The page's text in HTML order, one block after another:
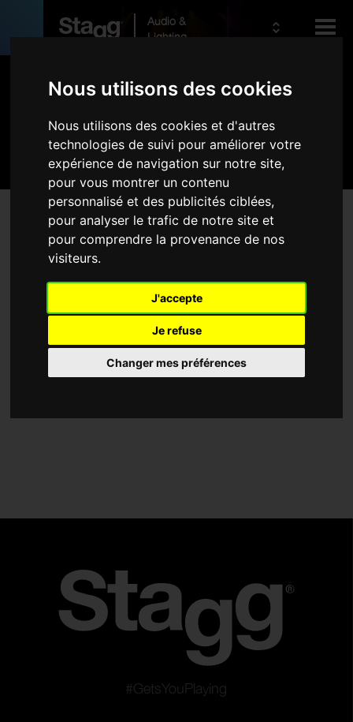
Nous utilisons des cookies
Nous utilisons des cookies et d'autres
technologies de suivi pour améliorer votre
expérience de navigation sur notre site,
pour vous montrer un contenu
personnalisé et des publicités ciblées,
pour analyser le trafic de notre site et
pour comprendre la provenance de nos
visiteurs.
J'accepte
Je refuse
Changer mes préférences
Audio &
Lighting
Kids
Produits
Pro Lighting
Produits
Eclairage LED
Stands
Housses et étuis
Barres LED
Eclairage LED décoratif
Réinitialister les filtres Appliquer les filtres
Aucune produit ne correspond à votre recherche
#GetsYouPlaying